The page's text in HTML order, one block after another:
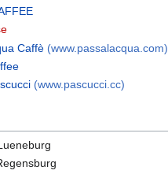
Caffè (www.passalacqua.com)
(www.pascucci.cc)
Lueneburg